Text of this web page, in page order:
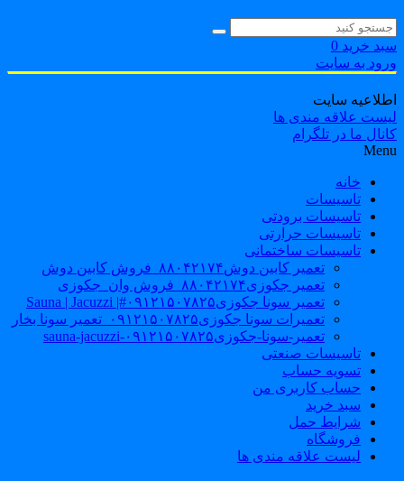
خرید 0
به سایت
سایت
علاقه مندی ها
ما در تلگرام
خانه
تاسیسات
تاسیسات برودتی
تاسیسات حرارتی
تاسیسات ساختمانی
تعمیر کابین دوش۸۸۰۴۲۱۷۴_فروش کابین دوش
تعمیر جکوزی۸۸۰۴۲۱۷۴_فروش وان_جکوزی
تعمیر سونا جکوزی۰۹۱۲۱۵۰۷۸۲۵#| Sauna | Jacuzzi
تعمیرات سونا جکوزی۰۹۱۲۱۵۰۷۸۲۵_تعمیر سونا بخار
تعمیر-سونا-جکوزی۰۹۱۲۱۵۰۷۸۲۵-sauna-jacuzzi
تاسیسات صنعتی
تسویه حساب
حساب کاربری من
سبد خرید
شرایط حمل
فروشگاه
لیست علاقه مندی ها